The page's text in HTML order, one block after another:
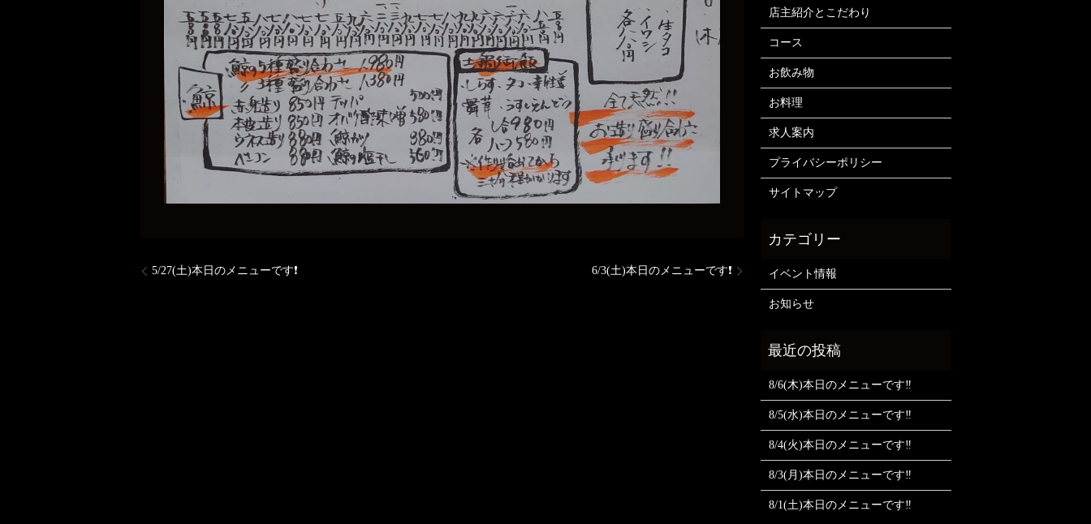
5/27(土)本日のメニューです❗ 6/3(土)本日のメニューです❗
店主紹介とこだわり
コース
お飲み物
お料理
求人案内
プライバシーポリシー
サイトマップ
イベント情報
お知らせ
8/6(木)本日のメニューです‼️
8/5(水)本日のメニューです‼️
8/4(火)本日のメニューです‼️
8/3(月)本日のメニューです‼️
8/1(土)本日のメニューです‼️